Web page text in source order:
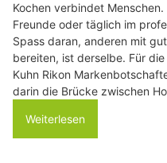
Kochen verbindet
Freunde oder täglich im
Spass daran, anderen mit
bereiten, ist derselbe. Für
Kuhn Rikon
darin die Brücke zwischen
Weiterlesen